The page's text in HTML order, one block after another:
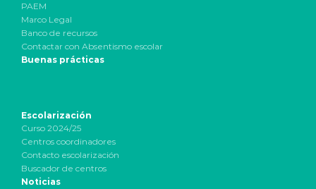
PAEM
Marco Legal
Banco de recursos
Contactar con Absentismo escolar
Buenas prácticas
Escolarización
Curso 2024/25
Centros coordinadores
Contacto escolarización
Buscador de centros
Noticias